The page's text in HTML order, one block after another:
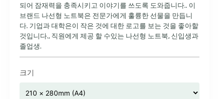
되어 잠재력을 충족시키고 이야기를 쓰도록 도와줍니다.. 이
브랜드 나선형 노트북은 전문가에게 훌륭한 선물을 만듭니
다. 기업과 대학은이 작은 것에 대한 로고를 보는 것을 좋아할
것입니다., 직원에게 제공 할 수있는 나선형 노트북, 신입생과
졸업생.
크기